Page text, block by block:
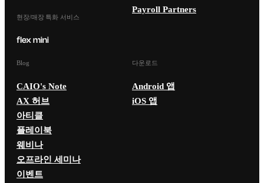
현장/매장 특화 서비스
Payroll Partners
Blog
CAIO's Note
AX 허브
아티클
플레이북
웨비나
오프라인 세미나
이벤트
다운로드
Android 앱
iOS 앱